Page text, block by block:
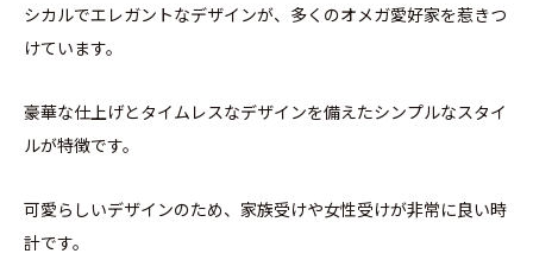
シカルでエレガントなデザインが、多くのオメガ愛好家を惹きつ
けています。
豪華な仕上げとタイムレスなデザインを備えたシンプルなスタイ
ルが特徴です。
可愛らしいデザインのため、家族受けや女性受けが非常に良い時
計です。